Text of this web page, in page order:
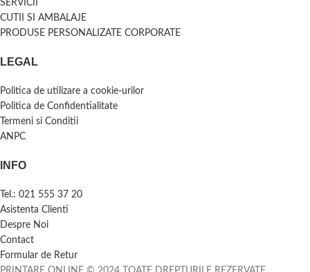
SERVICII
CUTII SI AMBALAJE
PRODUSE PERSONALIZATE CORPORATE
LEGAL
Politica de utilizare a cookie-urilor
Politica de Confidentialitate
Termeni si Conditii
ANPC
INFO
Tel.: 021 555 37 20
Asistenta Clienti
Despre Noi
Contact
Formular de Retur